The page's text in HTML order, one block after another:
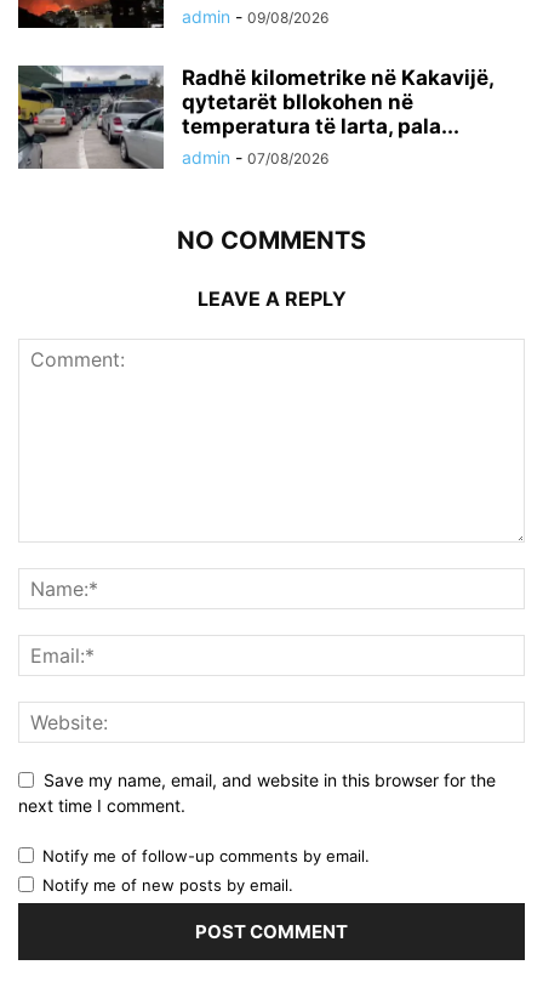
admin - 09/08/2026
Radhë kilometrike në Kakavijë,
qytetarët bllokohen në
temperatura të larta, pala...
admin - 07/08/2026
NO COMMENTS
LEAVE A REPLY
Save my name, email, and website in this browser for the
next time I comment.
Notify me of follow-up comments by email.
Notify me of new posts by email.